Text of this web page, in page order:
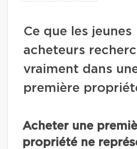
Ce que les jeunes
acheteurs
vraiment dans
première
Acheter une
propriété ne